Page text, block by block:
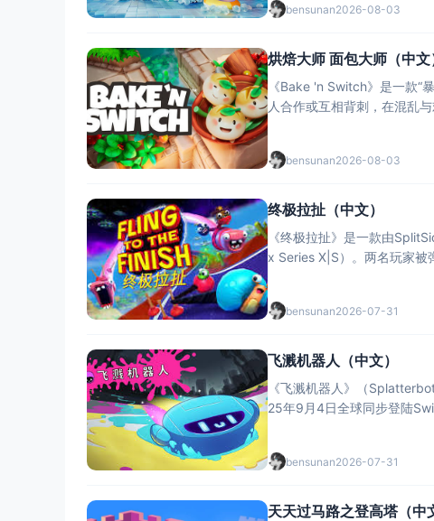
bensunan2026-08-03
烘焙大师 面包大师（中文
《Bake 'n Switch》是一款“
人合作或互相背刺，在混乱
bensunan2026-08-03
终极拉扯（中文）
《终极拉扯》是一款由
x Series X|S）。两名玩家被
bensunan2026-07-31
飞溅机器人（中文）
《飞溅机器人》（
25年9月4日全球同步登陆
bensunan2026-07-31
天天过马路之登高塔（中